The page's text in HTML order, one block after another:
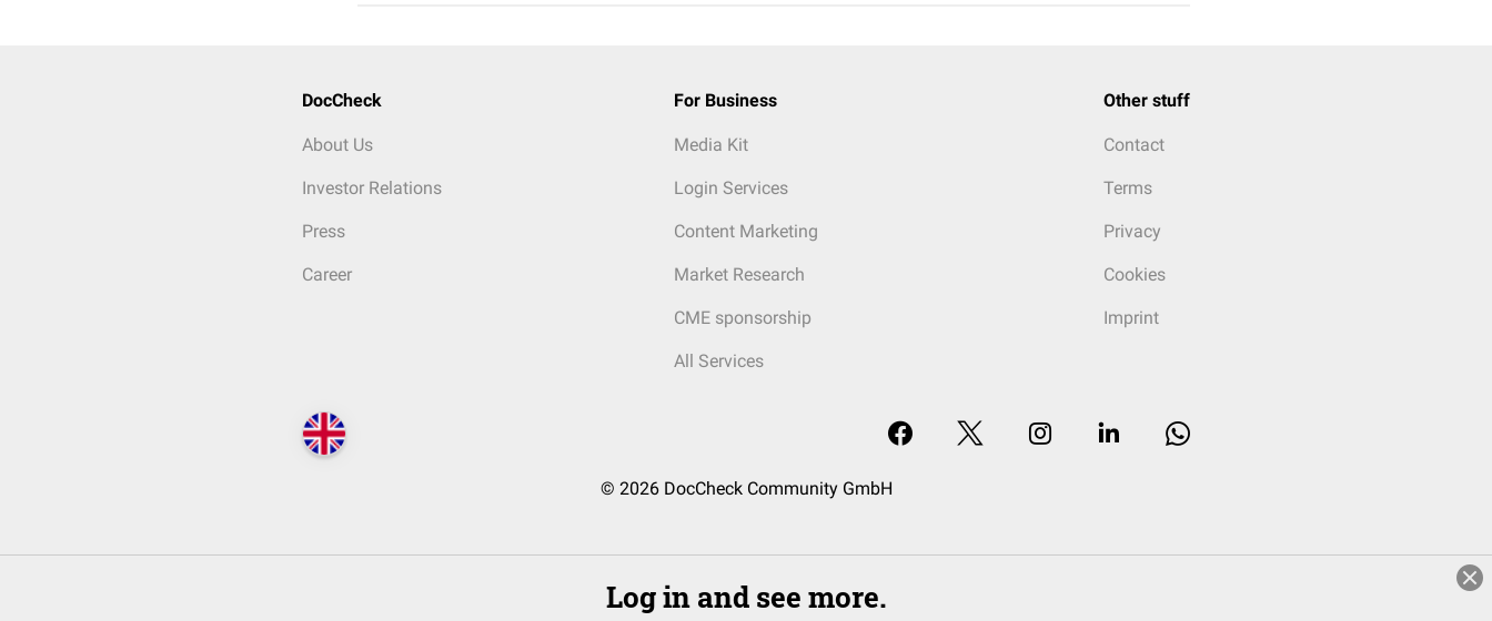
DocCheck
About Us
Investor Relations
Press
Career
For Business
Media Kit
Login Services
Content Marketing
Market Research
CME sponsorship
All Services
Other stuff
Contact
Terms
Privacy
Cookies
Imprint
© 2026 DocCheck Community GmbH
Log in and see more.